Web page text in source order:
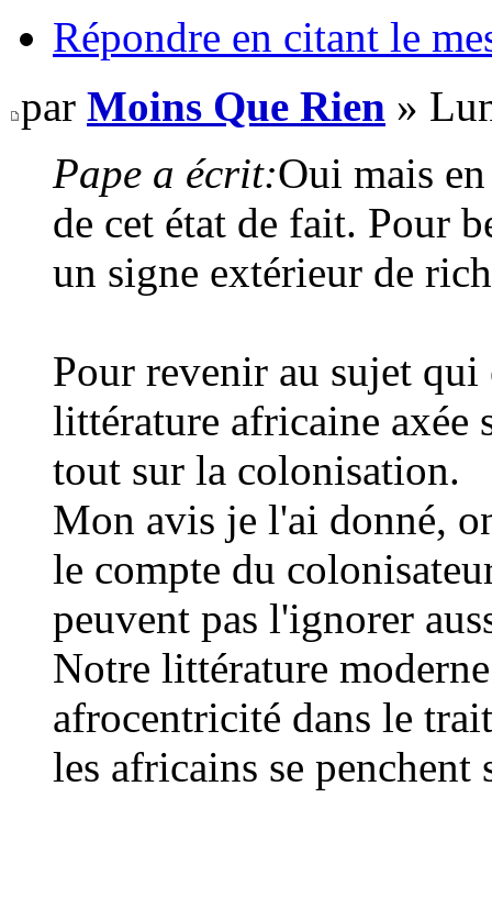
Répondre en citant le
par Moins Que Rien »
Pape a écrit:Oui mais
de cet état de fait. Pour
un signe extérieur de
Pour revenir au sujet qui
littérature africaine axée
tout sur la colonisation.
Mon avis je l'ai donné,
le compte du
peuvent pas l'ignorer
Notre littérature
afrocentricité dans le
les africains se penchent